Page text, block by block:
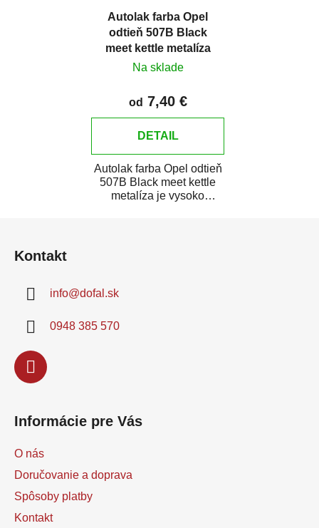
Autolak farba Opel
odtieň 507B Black
meet kettle metalíza
Na sklade
od 7,40 €
DETAIL
Autolak farba Opel odtieň
507B Black meet kettle
metalíza je vysoko
Kontakt
info@dofal.sk
0948 385 570
Informácie pre Vás
O nás
Doručovanie a doprava
Spôsoby platby
Kontakt